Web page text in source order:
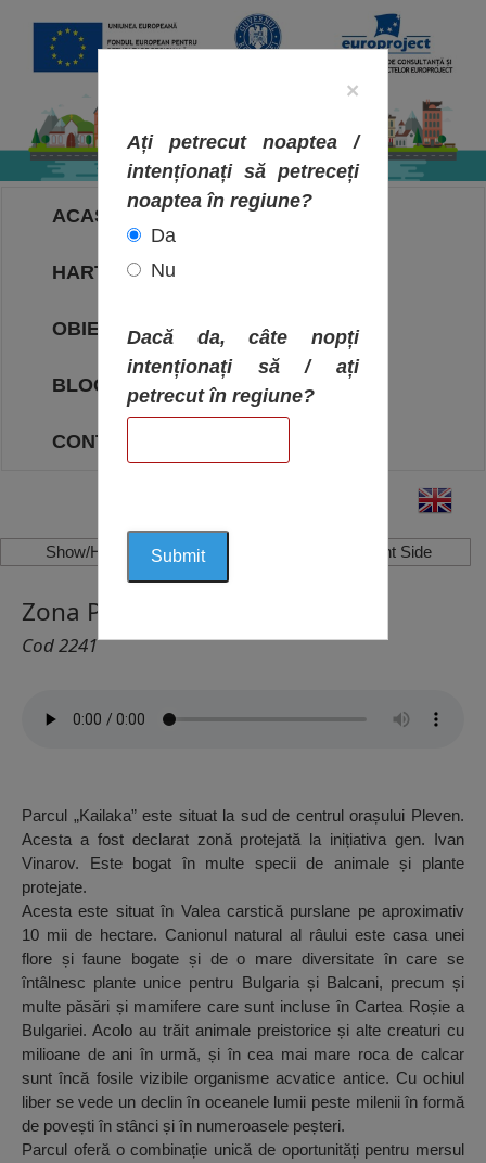
ACASA
HARTA OBIECTIVELOR
OBIECTIVE
BLOG
CONTACT
Show/Hide Left Side Show/Hide Right Side
Zona Protejată Kaylaka, Pleven
Cod 2241
Parcul „Kailaka” este situat la sud de centrul orașului Pleven.
Acesta a fost declarat zonă protejată la inițiativa gen. Ivan
Vinarov. Este bogat în multe specii de animale și plante
protejate.
Acesta este situat în Valea carstică purslane pe aproximativ
10 mii de hectare. Canionul natural al râului este casa unei
flore și faune bogate și de o mare diversitate în care se
întâlnesc plante unice pentru Bulgaria și Balcani, precum și
multe păsări și mamifere care sunt incluse în Cartea Roșie a
Bulgariei. Acolo au trăit animale preistorice și alte creaturi cu
milioane de ani în urmă, și în cea mai mare roca de calcar
sunt încă fosile vizibile organisme acvatice antice. Cu ochiul
liber se vede un declin în oceanele lumii peste milenii în formă
de povești în stânci și în numeroasele peșteri.
Parcul oferă o combinație unică de oportunități pentru mersul
×
Ați petrecut noaptea /
intenționați să petreceți
noaptea în regiune?
Da
Nu
Dacă da, câte nopți
intenționați să / ați
petrecut în regiune?